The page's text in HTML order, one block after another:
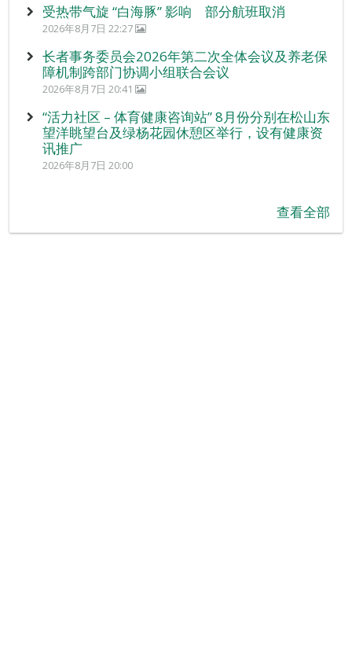
受热带气旋 “白海豚” 影响 部分航班取消
2026年8月7日 22:27
长者事务委员会2026年第二次全体会议及养老保
障机制跨部门协调小组联合会议
2026年8月7日 20:41
“活力社区 – 体育健康咨询站” 8月份分别在松山东
望洋眺望台及绿杨花园休憩区举行，设有健康资
讯推广
2026年8月7日 20:00
查看全部